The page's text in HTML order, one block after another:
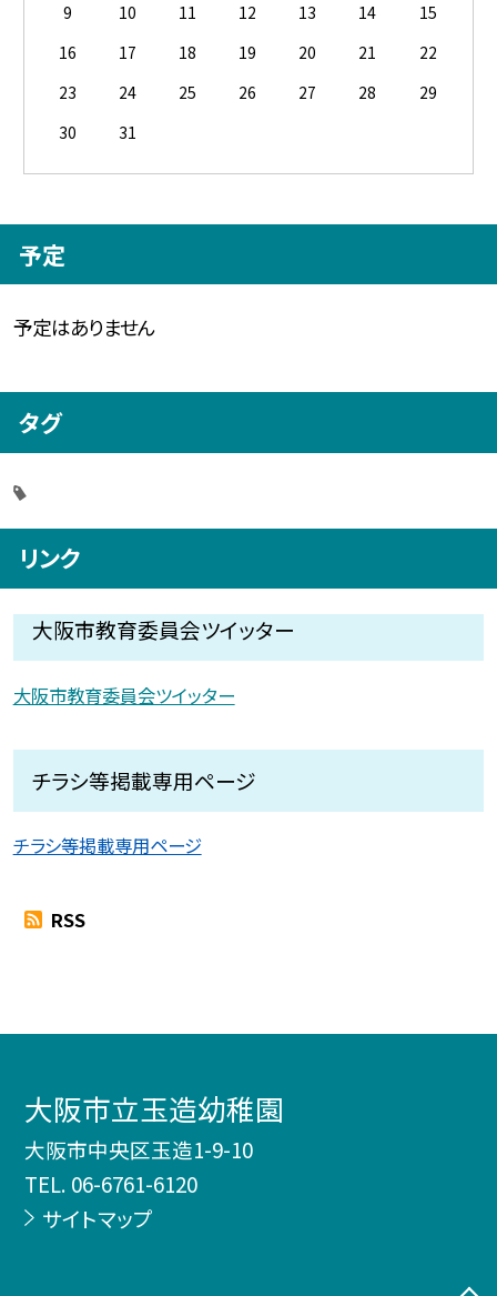
9
10 11 12 13 14
15
16
17 18 19 20 21
22
23
24 25 26 27 28
29
30
31
予定
予定はありません
タグ
リンク
大阪市教育委員会ツイッター
大阪市教育委員会ツイッター
チラシ等掲載専用ページ
チラシ等掲載専用ページ
RSS
大阪市立玉造幼稚園
大阪市中央区玉造1-9-10
TEL. 06-6761-6120
サイトマップ